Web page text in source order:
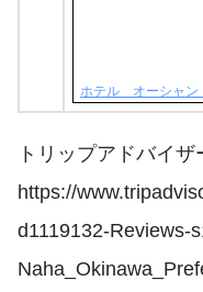
ホテル オーシャン
トリップアドバイザ
https://
d1119132-Reviews-